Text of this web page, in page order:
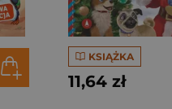
KSIĄŻKA
11,64 zł